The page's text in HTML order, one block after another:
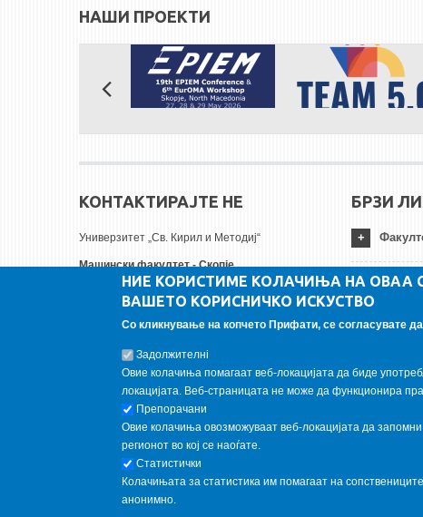
НАШИ ПРОЕКТИ
КОНТАКТИРАЈТЕ НЕ
Универзитет „Св. Кирил и Методиј“
Машински факултет - Скопје
Руѓер Бошковиќ бр.18
1000 Скопје, Република Северна Македонија
+ 389 2 3099-200
Е-пошта:contact@mf.edu.mk
FOLLOW US
Follow us on:
БРЗИ
НИЕ КОРИСТИМЕ КОЛАЧИЊА НА ОВАА
ВАШЕТО КОРИСНИЧКО ИСКУСТВО
Со кликнување на копчето Прифати, се согласувате
Задолжителнi
Овие колачиња помагаат веб-локацијата да биде
локацијата. Веб-страницата не може да функционира
Препорачани
Овие колачиња овозможуваат веб-локацијата да
регионот во кој се наоѓате.
Статистички
Колачињата за статистика им помагаат на
анонимно.